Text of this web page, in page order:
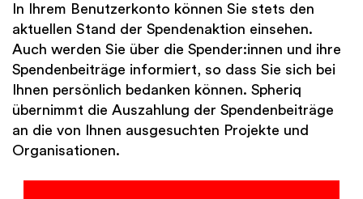
In Ihrem Benutzerkonto können Sie stets den
aktuellen Stand der Spendenaktion einsehen.
Auch werden Sie über die Spender:innen und ihre
Spendenbeiträge informiert, so dass Sie sich bei
Ihnen persönlich bedanken können. Spheriq
übernimmt die Auszahlung der Spendenbeiträge
an die von Ihnen ausgesuchten Projekte und
Organisationen.